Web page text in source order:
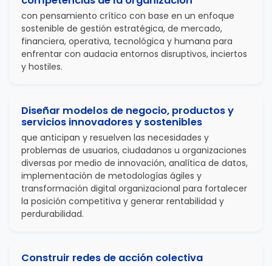
con pensamiento crítico con base en un enfoque
sostenible de gestión estratégica, de mercado,
financiera, operativa, tecnológica y humana para
enfrentar con audacia entornos disruptivos, inciertos
y hostiles.
Diseñar modelos de negocio, productos y
servicios innovadores y sostenibles
que anticipan y resuelven las necesidades y
problemas de usuarios, ciudadanos u organizaciones
diversas por medio de innovación, analítica de datos,
implementación de metodologías ágiles y
transformación digital organizacional para fortalecer
la posición competitiva y generar rentabilidad y
perdurabilidad.
Construir redes de acción colectiva